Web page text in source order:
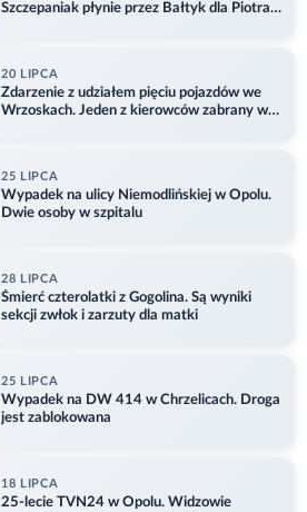
Szczepaniak płynie przez Bałtyk dla Piotra.
20 LIPCA
Zdarzenie z udziałem pięciu pojazdów we
Wrzoskach. Jeden z kierowców zabrany w
25 LIPCA
Wypadek na ulicy Niemodlińskiej w Opolu.
Dwie osoby w szpitalu
28 LIPCA
Śmierć czterolatki z Gogolina. Są wyniki
sekcji zwłok i zarzuty dla matki
25 LIPCA
Wypadek na DW 414 w Chrzelicach. Droga
jest zablokowana
18 LIPCA
25-lecie TVN24 w Opolu. Widzowie